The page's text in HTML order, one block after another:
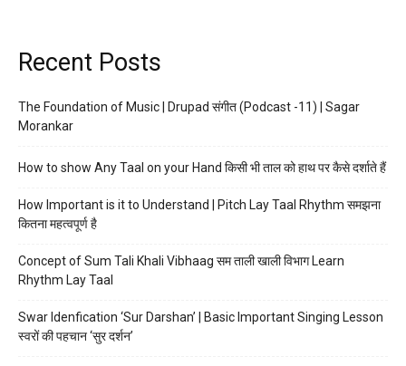
Recent Posts
The Foundation of Music | Drupad संगीत (Podcast -11) | Sagar
Morankar
How to show Any Taal on your Hand किसी भी ताल को हाथ पर कैसे दर्शाते हैं
How Important is it to Understand | Pitch Lay Taal Rhythm समझना
कितना महत्वपूर्ण है
Concept of Sum Tali Khali Vibhaag सम ताली खाली विभाग Learn
Rhythm Lay Taal
Swar Idenfication ‘Sur Darshan’ | Basic Important Singing Lesson
स्वरों की पहचान ‘सुर दर्शन’